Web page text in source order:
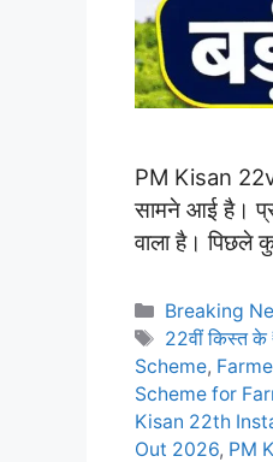
PM Kisan
सामने आई है।
वाला है। पिछले
Categories
Breaking
Tags
22वीं किस्त
Scheme,
Scheme for
Kisan 22th
Out 2026, PM